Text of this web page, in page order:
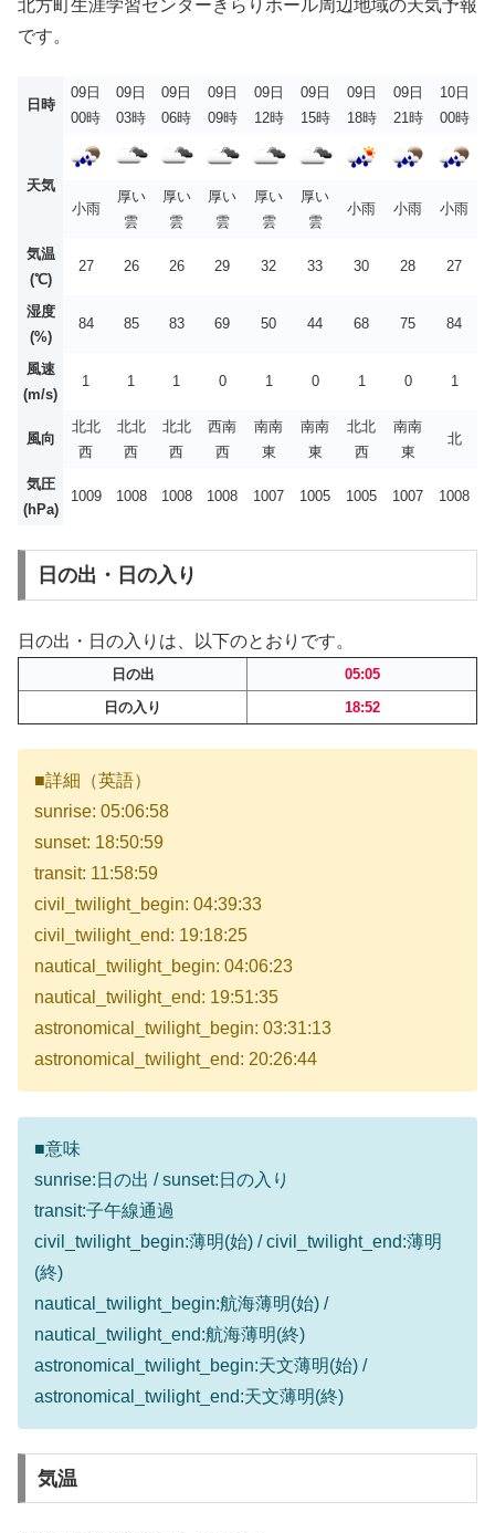
北方町生涯学習センターきらりホール周辺地域の天気予報
です。
日時
09日
00時
09日
03時
09日
06時
09日
09時
09日
12時
09日
15時
09日
18時
09日
21時
10日
00時
天気
小雨
厚い
雲
厚い
雲
厚い
雲
厚い
雲
厚い
雲
小雨 小雨 小雨
気温
(℃)
27 26 26 29 32 33 30 28 27
湿度
(%)
84 85 83 69 50 44 68 75 84
風速
(m/s)
1 1 1 0 1 0 1 0 1
風向
北北
西
北北
西
北北
西
西南
西
南南
東
南南
東
北北
西
南南
東
北
気圧
(hPa)
1009 1008 1008 1008 1007 1005 1005 1007 1008
日の出・日の入り
日の出・日の入りは、以下のとおりです。
日の出
05:05
日の入り
18:52
■詳細（英語）
sunrise: 05:06:58
sunset: 18:50:59
transit: 11:58:59
civil_twilight_begin: 04:39:33
civil_twilight_end: 19:18:25
nautical_twilight_begin: 04:06:23
nautical_twilight_end: 19:51:35
astronomical_twilight_begin: 03:31:13
astronomical_twilight_end: 20:26:44
■意味
sunrise:日の出 / sunset:日の入り
transit:子午線通過
civil_twilight_begin:薄明(始) / civil_twilight_end:薄明
(終)
nautical_twilight_begin:航海薄明(始) /
nautical_twilight_end:航海薄明(終)
astronomical_twilight_begin:天文薄明(始) /
astronomical_twilight_end:天文薄明(終)
気温